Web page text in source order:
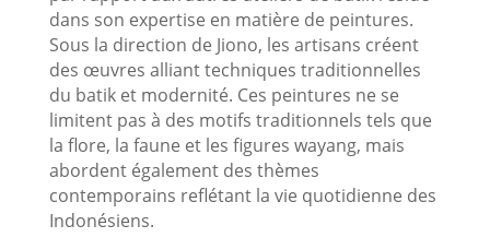
dans son expertise en matière de peintures.
Sous la direction de Jiono, les artisans créent
des œuvres alliant techniques traditionnelles
du batik et modernité. Ces peintures ne se
limitent pas à des motifs traditionnels tels que
la flore, la faune et les figures wayang, mais
abordent également des thèmes
contemporains reflétant la vie quotidienne des
Indonésiens.